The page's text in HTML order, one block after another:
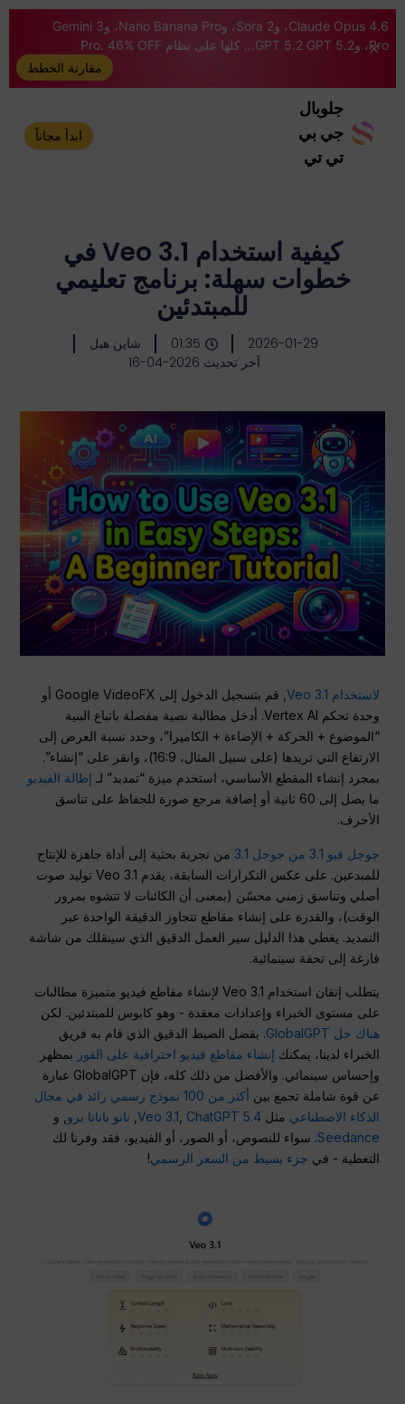
Claude Opus 4.6، وSora 2، وNano Banana Pro، وGemini 3
Pro، وGPT 5.2 GPT 5.2... كلها على نظام Pro. 46% OFF
مقارنة الخطط
جلوبال
جي بي
تي تي
ابدأ مجاناً
كيفية استخدام Veo 3.1 في
خطوات سهلة: برنامج تعليمي
للمبتدئين
2026-01-29
01:35
شاين هيل
آخر تحديث 2026-04-16
لاستخدام Veo 3.1
, قم بتسجيل الدخول إلى Google VideoFX أو
وحدة تحكم Vertex AI. أدخل مطالبة نصية مفصلة باتباع البنية
“الموضوع + الحركة + الإضاءة + الكاميرا”، وحدد نسبة العرض إلى
الارتفاع التي تريدها (على سبيل المثال، 16:9)، وانقر على “إنشاء”.
بمجرد إنشاء المقطع الأساسي، استخدم ميزة “تمديد” لـ إطالة الفيديو
ما يصل إلى 60 ثانية أو إضافة مرجع صورة للحفاظ على تناسق
الأحرف.
جوجل فيو 3.1 من جوجل 3.1
من تجربة بحثية إلى أداة جاهزة للإنتاج
للمبدعين. على عكس التكرارات السابقة، يقدم Veo 3.1 توليد صوت
أصلي وتناسق زمني محسّن (بمعنى أن الكائنات لا تتشوه بمرور
الوقت)، والقدرة على إنشاء مقاطع تتجاوز الدقيقة الواحدة عبر
التمديد. يغطي هذا الدليل سير العمل الدقيق الذي سينقلك من شاشة
فارغة إلى تحفة سينمائية.
يتطلب إتقان استخدام Veo 3.1 لإنشاء مقاطع فيديو متميزة مطالبات
على مستوى الخبراء وإعدادات معقدة - وهو كابوس للمبتدئين. لكن
هناك حل GlobalGPT
. بفضل الضبط الدقيق الذي قام به فريق
الخبراء لدينا، يمكنك إنشاء مقاطع فيديو احترافية على الفور بمظهر
وإحساس سينمائي. والأفضل من ذلك كله، فإن GlobalGPT عبارة
عن قوة شاملة تجمع بين
أكثر من 100 نموذج رسمي رائد في مجال
الذكاء الاصطناعي مثل Veo 3.1 ChatGPT 5.4 نانو بانانا برو , و
Seedance. سواء للنصوص، أو الصور، أو الفيديو، فقد وفرنا لك
التغطية - في جزء بسيط من السعر الرسمي!